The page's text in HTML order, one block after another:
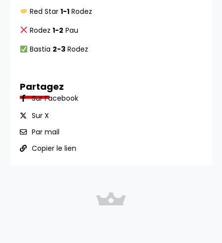
Red Star 1-1Rodez
Rodez 1-2 Pau
Bastia 2-3Rodez
Partagez
Sur Facebook
Sur X
Par mail
Copier le lien